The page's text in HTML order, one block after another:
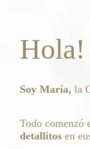
Hola!
Soy María, la
Todo comenzó
detallitos en